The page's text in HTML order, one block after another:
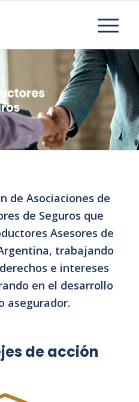
de Asociaciones de
de Seguros que
Asesores de
trabajando
e intereses
en el desarrollo
asegurador.
de acción